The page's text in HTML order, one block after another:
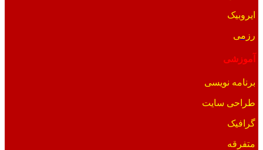
ایروبیک
رزمی
آموزشی
برنامه نویسی
طراحی سایت
گرافیک
متفرقه